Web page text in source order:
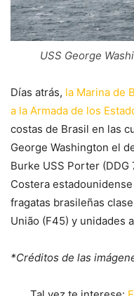
USS George
Días atrás, la Marina de
a la Armada de los
costas de Brasil en las
George Washington el
Burke USS Porter
Costera
fragatas brasileñas
União (F45) y unidades
*Créditos de las